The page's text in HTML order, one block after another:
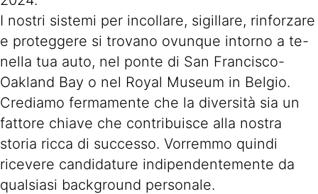
I nostri sistemi per incollare, sigillare, rinforzare
e proteggere si trovano ovunque intorno a te-
nella tua auto, nel ponte di San Francisco-
Oakland Bay o nel Royal Museum in Belgio.
Crediamo fermamente che la diversità sia un
fattore chiave che contribuisce alla nostra
storia ricca di successo. Vorremmo quindi
ricevere candidature indipendentemente da
qualsiasi background personale.